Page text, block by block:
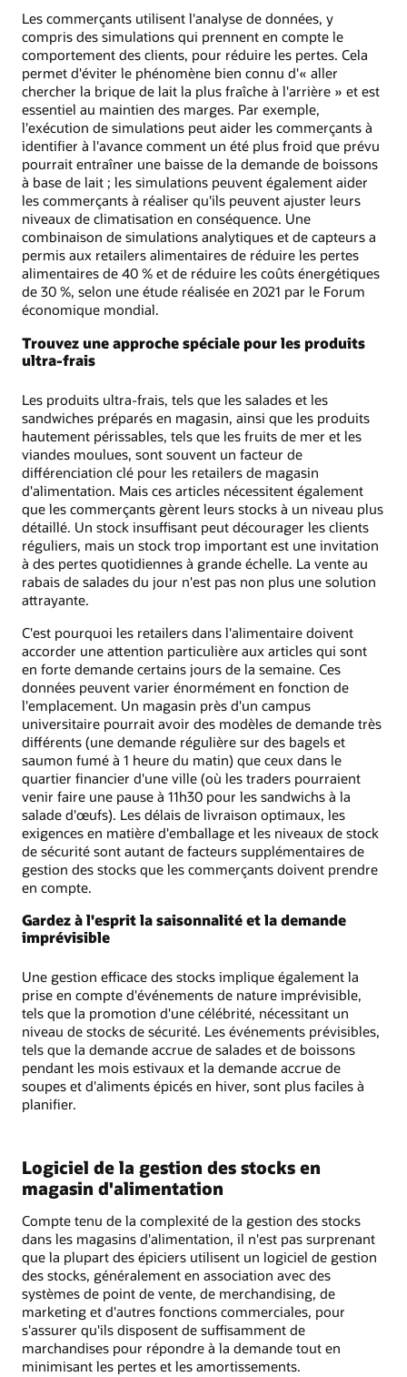
Les commerçants utilisent l'analyse de données, y
compris des simulations qui prennent en compte le
comportement des clients, pour réduire les pertes. Cela
permet d'éviter le phénomène bien connu d'« aller
chercher la brique de lait la plus fraîche à l'arrière » et est
essentiel au maintien des marges. Par exemple,
l'exécution de simulations peut aider les commerçants à
identifier à l'avance comment un été plus froid que prévu
pourrait entraîner une baisse de la demande de boissons
à base de lait ; les simulations peuvent également aider
les commerçants à réaliser qu'ils peuvent ajuster leurs
niveaux de climatisation en conséquence. Une
combinaison de simulations analytiques et de capteurs a
permis aux retailers alimentaires de réduire les pertes
alimentaires de 40 % et de réduire les coûts énergétiques
de 30 %, selon une étude réalisée en 2021 par le Forum
économique mondial.
Trouvez une approche spéciale pour les produits
ultra-frais
Les produits ultra-frais, tels que les salades et les
sandwiches préparés en magasin, ainsi que les produits
hautement périssables, tels que les fruits de mer et les
viandes moulues, sont souvent un facteur de
différenciation clé pour les retailers de magasin
d'alimentation. Mais ces articles nécessitent également
que les commerçants gèrent leurs stocks à un niveau plus
détaillé. Un stock insuffisant peut décourager les clients
réguliers, mais un stock trop important est une invitation
à des pertes quotidiennes à grande échelle. La vente au
rabais de salades du jour n'est pas non plus une solution
attrayante.
C'est pourquoi les retailers dans l'alimentaire doivent
accorder une attention particulière aux articles qui sont
en forte demande certains jours de la semaine. Ces
données peuvent varier énormément en fonction de
l'emplacement. Un magasin près d'un campus
universitaire pourrait avoir des modèles de demande très
différents (une demande régulière sur des bagels et
saumon fumé à 1 heure du matin) que ceux dans le
quartier financier d'une ville (où les traders pourraient
venir faire une pause à 11h30 pour les sandwichs à la
salade d'œufs). Les délais de livraison optimaux, les
exigences en matière d'emballage et les niveaux de stock
de sécurité sont autant de facteurs supplémentaires de
gestion des stocks que les commerçants doivent prendre
en compte.
Gardez à l'esprit la saisonnalité et la demande
imprévisible
Une gestion efficace des stocks implique également la
prise en compte d'événements de nature imprévisible,
tels que la promotion d'une célébrité, nécessitant un
niveau de stocks de sécurité. Les événements prévisibles,
tels que la demande accrue de salades et de boissons
pendant les mois estivaux et la demande accrue de
soupes et d'aliments épicés en hiver, sont plus faciles à
planifier.
Logiciel de la gestion des stocks en
magasin d'alimentation
Compte tenu de la complexité de la gestion des stocks
dans les magasins d'alimentation, il n'est pas surprenant
que la plupart des épiciers utilisent un logiciel de gestion
des stocks, généralement en association avec des
systèmes de point de vente, de merchandising, de
marketing et d'autres fonctions commerciales, pour
s'assurer qu'ils disposent de suffisamment de
marchandises pour répondre à la demande tout en
minimisant les pertes et les amortissements.